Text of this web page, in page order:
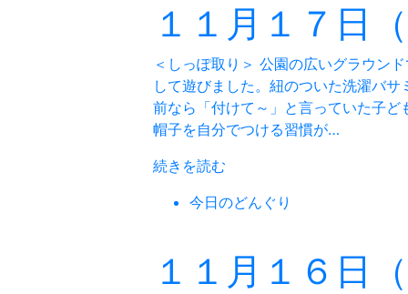
１１月１７日
＜しっぽ取り＞ 公園の広いグラウン
して遊びました。紐のついた洗濯バ
前なら「付けて～」と言っていた子
帽子を自分でつける習慣が…
続きを読む
今日のどんぐり
１１月１６日